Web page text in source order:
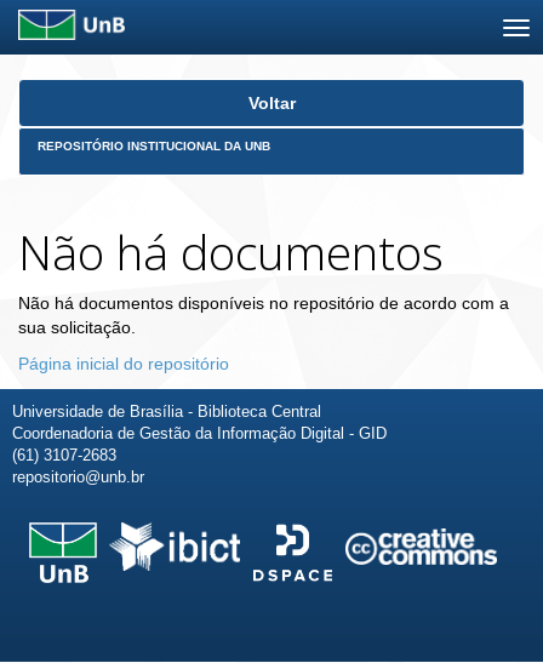
Skip
Voltar
REPOSITÓRIO INSTITUCIONAL DA UNB
Não há documentos
Não há documentos disponíveis no repositório de acordo com a
sua solicitação.
Página inicial do repositório
Universidade de Brasília - Biblioteca Central
Coordenadoria de Gestão da Informação Digital - GID
(61) 3107-2683
repositorio@unb.br